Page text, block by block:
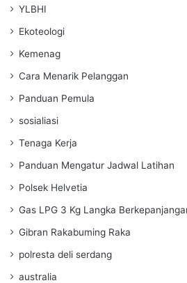
YLBHI
Ekoteologi
Kemenag
Cara Menarik Pelanggan
Panduan Pemula
sosialiasi
Tenaga Kerja
Panduan Mengatur Jadwal Latihan
Polsek Helvetia
Gas LPG 3 Kg Langka
Gibran Rakabuming Raka
polresta deli serdang
australia